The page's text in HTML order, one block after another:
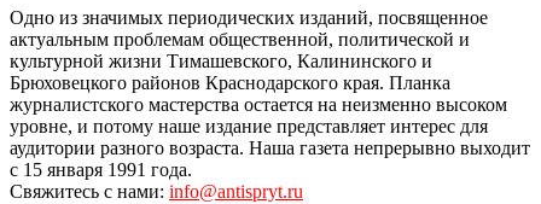
Одно из значимых периодических изданий, посвященное
актуальным проблемам общественной, политической и
культурной жизни Тимашевского, Калининского и
Брюховецкого районов Краснодарского края. Планка
журналистского мастерства остается на неизменно высоком
уровне, и потому наше издание представляет интерес для
аудитории разного возраста. Наша газета непрерывно выходит
с 15 января 1991 года.
Свяжитесь с нами: info@antispryt.ru